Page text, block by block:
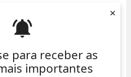
para receber as
importantes
×